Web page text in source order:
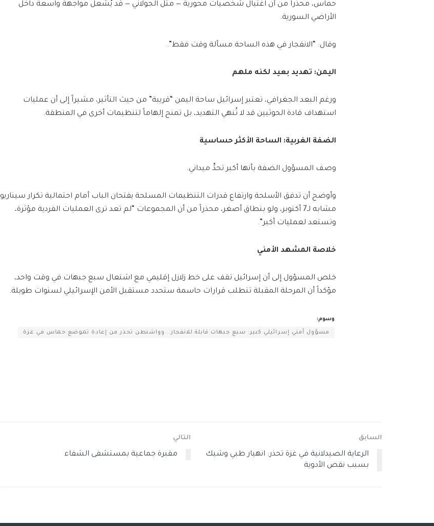
حماس، محذراً من أن اغتيال شخصيات محورية — مثل الجولاني — قد يُشعل مواجهة واسعة داخل
الأراضي السورية.
وقال: “الانفجار في هذه الساحة مسألة وقت فقط”.
اليمن: تهديد بعيد لكنه ملهم
ورغم البعد الجغرافي، تعتبر إسرائيل ساحة اليمن “قريبة” من حيث التأثير، مشيراً إلى أن عمليات
استهداف قادة الحوثيين قد لا تُنهي التهديد، بل تمنح إلهاماً لتنظيمات أخرى في المنطقة.
الضفة الغربية: الساحة الأكثر حساسية
وصف المسؤول الضفة بأنها أكبر تحدٍّ ميداني.
وأوضح أن تدفق الأسلحة وارتفاع قدرات التنظيمات المسلحة يفتحان الباب أمام احتمالية تكرار سيناريو
مشابه لـ7 أكتوبر، ولو بنطاق أصغر، محذراً من أن المجموعات “لم تعد ترى العمليات الفردية مؤثرة،
وتستعد لعمليات أكبر”.
خلاصة المشهد الأمني
خلص المسؤول إلى أن إسرائيل تقف على خط زلازل إقليمي مع اشتعال سبع جبهات في وقت واحد،
مؤكداً أن المرحلة المقبلة تتطلب قرارات حاسمة ستحدد مستقبل الأمن الإسرائيلي لسنوات طويلة.
وسوم:
مسؤول أمني إسرائيلي كبير: سبع جبهات قابلة للانفجار.. وواشنطن تحذر من إعادة تموضع حماس في غزة
السابق
الرعاية الصيدلانية في غزة تحذر: انهيار طبي وشيك
بسبب نقص الأدوية
التالي
مقبرة جماعية بمستشفى الشفاء